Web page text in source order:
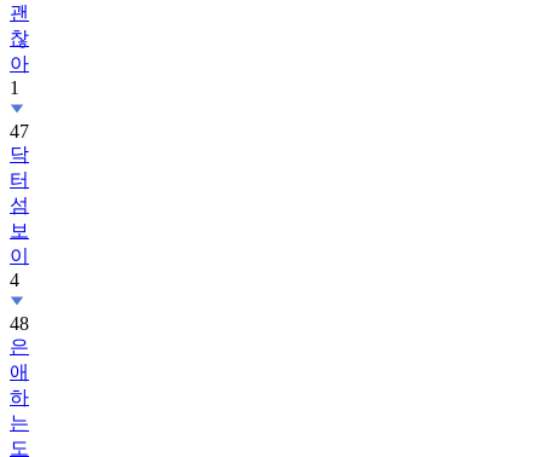
괜
찮
아
1
47
닥
터
섬
보
이
4
48
은
애
하
는
도